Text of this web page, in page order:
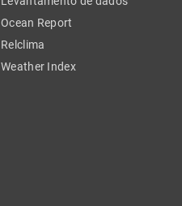
Ocean Report
Relclima
Weather Index